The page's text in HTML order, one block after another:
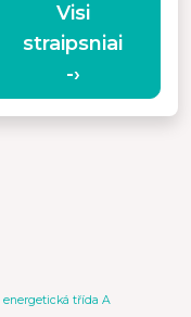
Visi
straipsniai
-›
energetická třída A